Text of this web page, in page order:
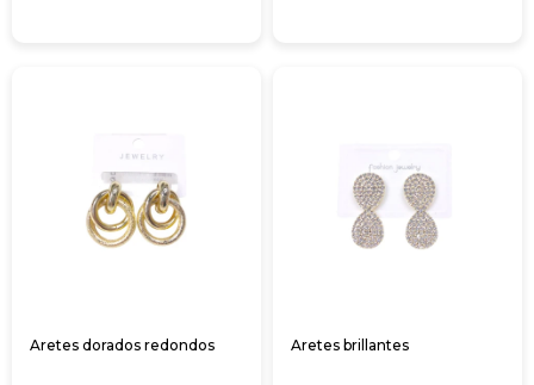
Aretes dorados redondos Aretes brillantes